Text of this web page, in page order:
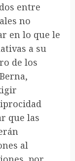
entre
no
en lo que le
a su
de los
que las
al